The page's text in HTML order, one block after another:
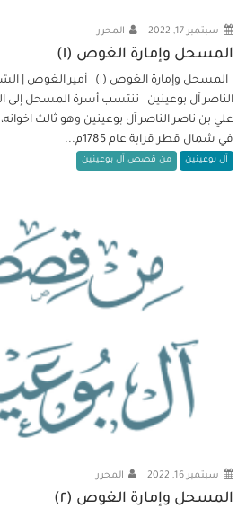
سبتمبر 17, 2022 المحرر
المسحل وإمارة الغوص (١)
المسحل وإمارة الغوص (١)
الناصر آل بوعينين تنتسب أسرة المسحل إلى
علي بن ناصر الناصر آل بوعينين وهو ثالث
في شمال قطر قرابة عام 1785م...
آل بوعينين من قصص آل بوعينين
سبتمبر 16, 2022 المحرر
المسحل وإمارة الغوص (٢)